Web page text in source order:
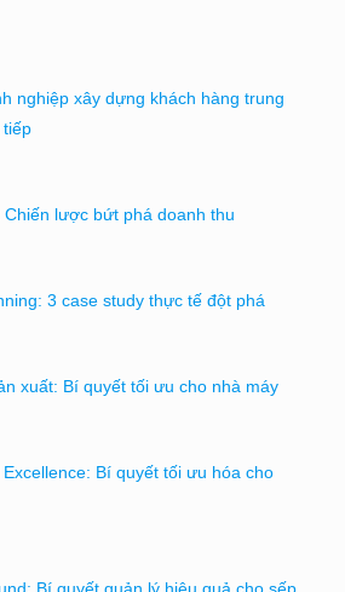
nghiệp xây dựng khách hàng trung
lược bứt phá doanh thu
3 case study thực tế đột phá
xuất: Bí quyết tối ưu cho nhà máy
Bí quyết tối ưu hóa cho